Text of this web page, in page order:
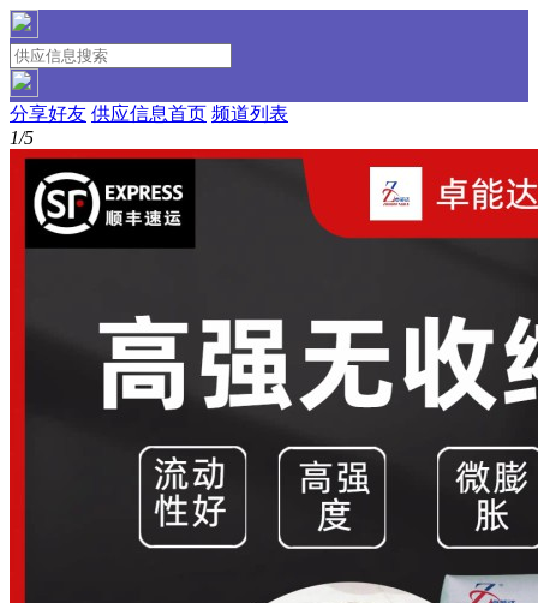
分享好友 供应信息首页 频道列表
1/5